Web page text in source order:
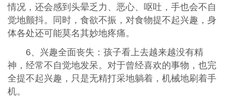
情况，还会感到头晕乏力、恶心、呕吐，手也会不自
觉地颤抖。同时，食欲不振，对食物提不起兴趣，身
体各处还可能莫名其妙地疼痛。
6、兴趣全面丧失：孩子看上去越来越没有精
神，经常不自觉地发呆。对于曾经喜欢的事物，也完
全提不起兴趣，只是无精打采地躺着，机械地刷着手
机。